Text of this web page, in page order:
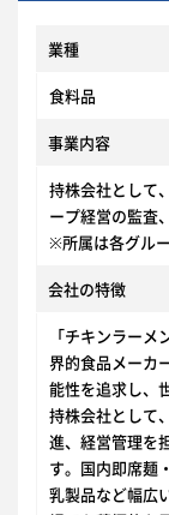
業種
食料品
事業内容
持株会社として
ープ経営の監査
※所属は各グル
会社の特徴
「チキンラー
界的食品メーカ
能性を追求し、
持株会社として
進、経営管理を
す。国内即席麺
乳製品など幅広